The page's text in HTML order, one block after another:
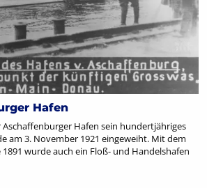
Hafen
Hafen sein hundertjähriges
am 3. November 1921 eingeweiht. Mit dem
wurde auch ein Floß- und Handelshafen